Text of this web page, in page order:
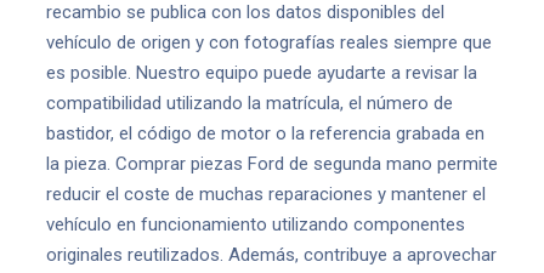
recambio se publica con los datos disponibles del
vehículo de origen y con fotografías reales siempre que
es posible. Nuestro equipo puede ayudarte a revisar la
compatibilidad utilizando la matrícula, el número de
bastidor, el código de motor o la referencia grabada en
la pieza. Comprar piezas Ford de segunda mano permite
reducir el coste de muchas reparaciones y mantener el
vehículo en funcionamiento utilizando componentes
originales reutilizados. Además, contribuye a aprovechar